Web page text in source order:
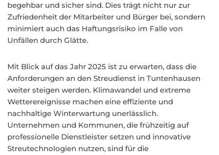
begehbar und sicher sind. Dies trägt nicht nur zur
Zufriedenheit der Mitarbeiter und Bürger bei, sondern
minimiert auch das Haftungsrisiko im Falle von
Unfällen durch Glätte.
Mit Blick auf das Jahr 2025 ist zu erwarten, dass die
Anforderungen an den Streudienst in Tuntenhausen
weiter steigen werden. Klimawandel und extreme
Wetterereignisse machen eine effiziente und
nachhaltige Winterwartung unerlässlich.
Unternehmen und Kommunen, die frühzeitig auf
professionelle Dienstleister setzen und innovative
Streutechnologien nutzen, sind für die